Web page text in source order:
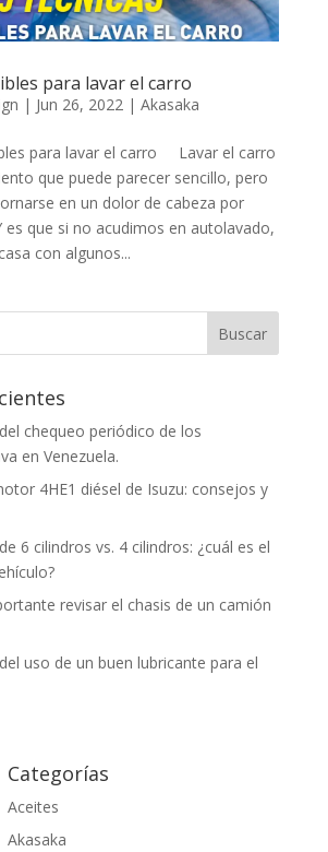
para lavar el carro
| Jun 26, 2022| Akasaka
para lavar el carro Lavar el carro
que puede parecer sencillo, pero
en un dolor de cabeza por
es que si no acudimos en autolavado,
con algunos...
chequeo periódico de los
en Venezuela.
4HE1 diésel de Isuzu: consejos y
6 cilindros vs. 4 cilindros: ¿cuál es el
revisar el chasis de un camión
uso de un buen lubricante para el
Categorías
Aceites
Akasaka